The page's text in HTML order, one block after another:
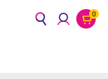
0